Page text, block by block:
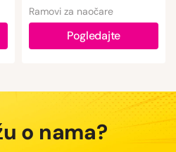
Ramovi za naočare
Pogledajte
o nama?